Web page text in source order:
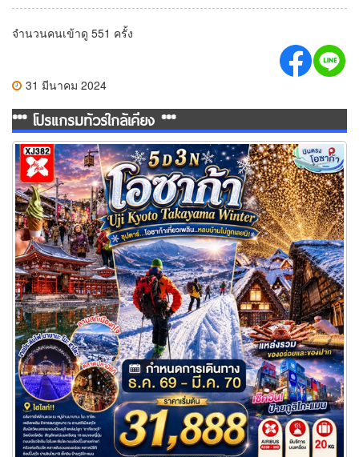
จำนวนคนเข้าดู 551 ครั้ง
31 มีนาคม 2024
*** โปรแกรมทัวร์ใกล้เคียง ***
ทัวร์โอซาก้าเที่ยวเพลิน..หลบบ้านไม่ถูกเลยนิ! 5 วัน 3 คืน